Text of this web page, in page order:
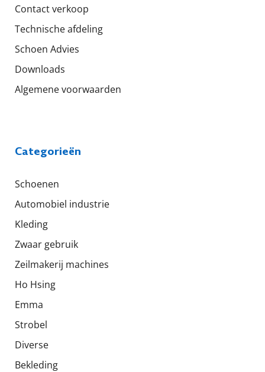
Contact verkoop
Technische afdeling
Schoen Advies
Downloads
Algemene voorwaarden
Categorieën
Schoenen
Automobiel industrie
Kleding
Zwaar gebruik
Zeilmakerij machines
Ho Hsing
Emma
Strobel
Diverse
Bekleding